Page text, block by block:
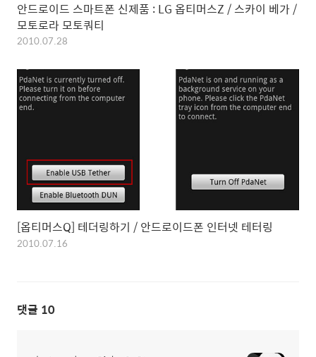
안드로이드 스마트폰 신제품 : LG 옵티머스Z / 스카이 베가 /
모토로라 모토쿼티
2010.07.28
[옵티머스Q] 테더링하기 / 안드로이드폰 인터넷 테터링
2010.07.16
댓글 10